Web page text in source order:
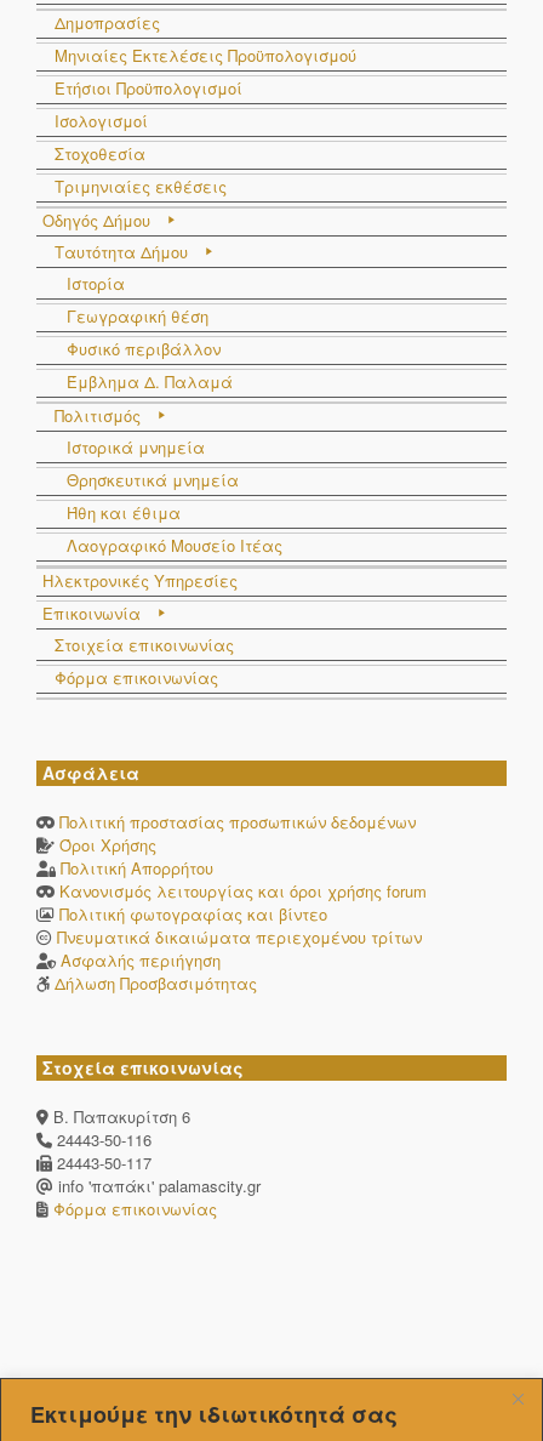
Εκτιμούμε την ιδιωτικότητά σας
Δημοπρασίες
Μηνιαίες Εκτελέσεις Προϋπολογισμού
Ετήσιοι Προϋπολογισμοί
Ισολογισμοί
Στοχοθεσία
Τριμηνιαίες εκθέσεις
Οδηγός Δήμου
Ταυτότητα Δήμου
Ιστορία
Γεωγραφική θέση
Φυσικό περιβάλλον
Έμβλημα Δ. Παλαμά
Πολιτισμός
Ιστορικά μνημεία
Θρησκευτικά μνημεία
Ήθη και έθιμα
Λαογραφικό Μουσείο Ιτέας
Ηλεκτρονικές Υπηρεσίες
Επικοινωνία
Στοιχεία επικοινωνίας
Φόρμα επικοινωνίας
Ασφάλεια
Πολιτική προστασίας προσωπικών δεδομένων
Όροι Χρήσης
Πολιτική Απορρήτου
Κανονισμός λειτουργίας και όροι χρήσης forum
Πολιτική φωτογραφίας και βίντεο
Πνευματικά δικαιώματα περιεχομένου τρίτων
Ασφαλής περιήγηση
Δήλωση Προσβασιμότητας
Στοχεία επικοινωνίας
Β. Παπακυρίτση 6
24443-50-116
24443-50-117
info 'παπάκι' palamascity.gr
Φόρμα επικοινωνίας